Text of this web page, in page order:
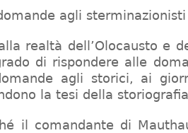
agli sterminazionisti
realtà dell’Olocausto e
di rispondere alle
agli storici, ai
la tesi della
il comandante di